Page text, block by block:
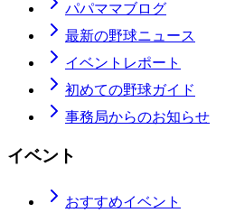
パパママブログ
最新の野球ニュース
イベントレポート
初めての野球ガイド
事務局からのお知らせ
イベント
おすすめイベント